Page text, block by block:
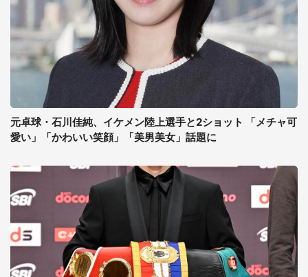
元卓球・石川佳純、イケメン陸上選手と2ショット 「メチャ可
愛い」「かわいい笑顔」「美男美女」話題に